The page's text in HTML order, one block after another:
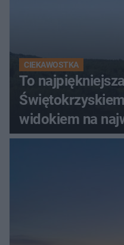
CIEKAWOSTKA
To
widokiem na
Świętokrzyskich